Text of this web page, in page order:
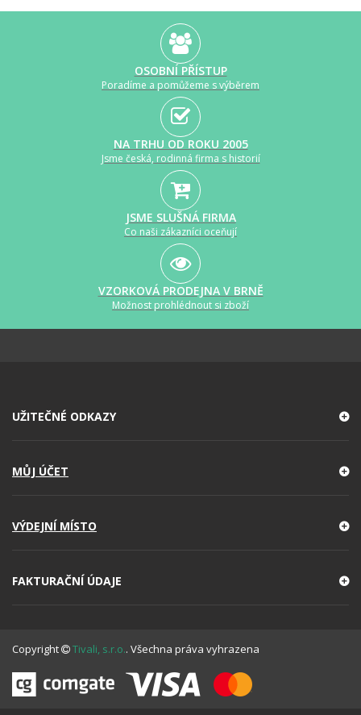
OSOBNÍ PŘÍSTUP
Poradíme a pomůžeme s výběrem
NA TRHU OD ROKU 2005
Jsme česká, rodinná firma s historií
JSME SLUŠNÁ FIRMA
Co naši zákazníci oceňují
VZORKOVÁ PRODEJNA V BRNĚ
Možnost prohlédnout si zboží
UŽITEČNÉ ODKAZY
MŮJ ÚČET
VÝDEJNÍ MÍSTO
FAKTURAČNÍ ÚDAJE
Copyright Tivali, s.r.o.. Všechna práva vyhrazena